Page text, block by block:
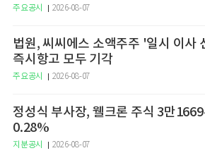
주요공시 2026-08-07
법원, 씨씨에스 소액주주 '일시 이사
즉시항고 모두 기각
주요공시 2026-08-07
정성식 부사장, 웰크론 주식 3만1669주 ↑…지
0.28%
지분공시 2026-08-07